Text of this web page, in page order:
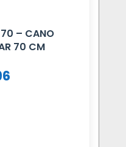
– CANO
70 CM